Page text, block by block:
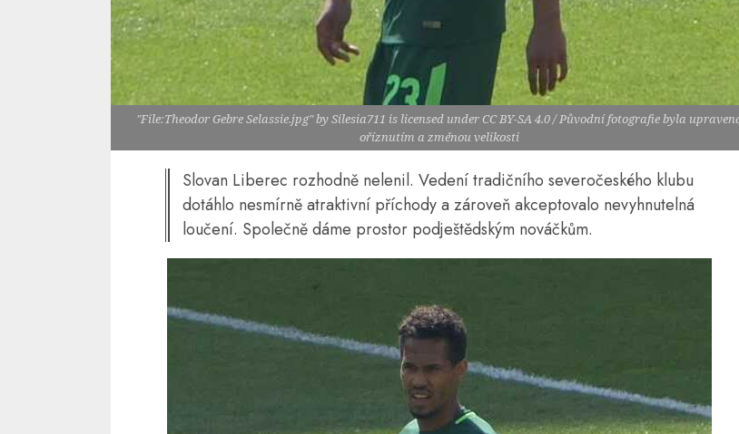
"File:Theodor Gebre Selassie.jpg" by Silesia711 is licensed under CC BY-SA 4.0 / Původní fotografie byla
oříznutím a změnou velikosti
Slovan Liberec rozhodně nelenil. Vedení tradičního severočeského klubu
dotáhlo nesmírně atraktivní příchody a zároveň akceptovalo nevyhnutelná
loučení. Společně dáme prostor podještědským nováčkům.